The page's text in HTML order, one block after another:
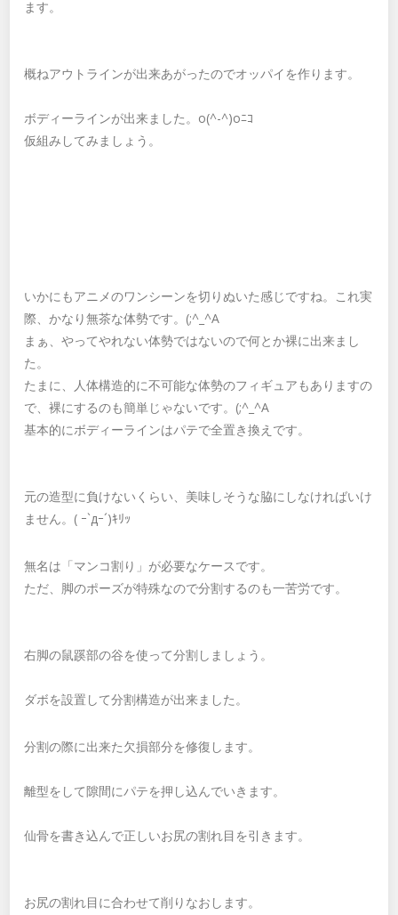
ます。
概ねアウトラインが出来あがったのでオッパイを作ります。
ボディーラインが出来ました。o(^-^)oﾆｺ
仮組みしてみましょう。
いかにもアニメのワンシーンを切りぬいた感じですね。これ実
際、かなり無茶な体勢です。(;^_^A
まぁ、やってやれない体勢ではないので何とか裸に出来まし
た。
たまに、人体構造的に不可能な体勢のフィギュアもありますの
で、裸にするのも簡単じゃないです。(;^_^A
基本的にボディーラインはパテで全置き換えです。
元の造型に負けないくらい、美味しそうな脇にしなければいけ
ません。( ｰ`дｰ´)ｷﾘｯ
無名は「マンコ割り」が必要なケースです。
ただ、脚のポーズが特殊なので分割するのも一苦労です。
右脚の鼠蹊部の谷を使って分割しましょう。
ダボを設置して分割構造が出来ました。
分割の際に出来た欠損部分を修復します。
離型をして隙間にパテを押し込んでいきます。
仙骨を書き込んで正しいお尻の割れ目を引きます。
お尻の割れ目に合わせて削りなおします。